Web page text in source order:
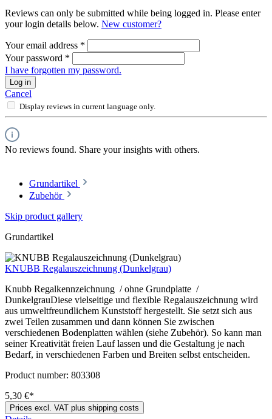
Reviews can only be submitted while being logged in. Please enter
your login details below. New customer?
Your email address *
Your password *
I have forgotten my password.
Log in
Cancel
Display reviews in current language only.
No reviews found. Share your insights with others.
Grundartikel
Zubehör
Skip product gallery
Grundartikel
KNUBB Regalauszeichnung (Dunkelgrau)
Knubb Regalkennzeichnung / ohne Grundplatte /
DunkelgrauDiese vielseitige und flexible Regalauszeichnung wird
aus umweltfreundlichem Kunststoff hergestellt. Sie setzt sich aus
zwei Teilen zusammen und dann können Sie zwischen
verschiedenen Bodenplatten wählen (siehe Zubehör). So kann man
seiner Kreativität freien Lauf lassen und die Gestaltung je nach
Bedarf, in verschiedenen Farben und Breiten selbst entscheiden.
Product number: 803308
5,30 €*
Prices excl. VAT plus shipping costs